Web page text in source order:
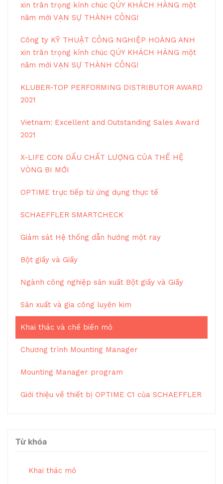
xin trân trọng kính chúc QÚY KHÁCH HÀNG một
năm mới VẠN SỰ THÀNH CÔNG!
Công ty KỸ THUẬT CÔNG NGHIỆP HOÀNG ANH
xin trân trọng kính chúc QÚY KHÁCH HÀNG một
năm mới VẠN SỰ THÀNH CÔNG!
KLUBER-TOP PERFORMING DISTRIBUTOR AWARD
2021
Vietnam: Excellent and Outstanding Sales Award
2021
X-LIFE CON DẤU CHẤT LƯỢNG CỦA THẾ HỆ
VÒNG BI MỚI
OPTIME trực tiếp từ ứng dụng thực tế
SCHAEFFLER SMARTCHECK
Giám sát Hệ thống dẫn hướng một ray
Bột giấy và Giấy
Ngành công nghiệp sản xuất Bột giấy và Giấy
Sản xuất và gia công luyện kim
Khai thác và chế biến mỏ
Chương trình Mounting Manager
Mounting Manager program
Giới thiệu về thiết bị OPTIME C1 của SCHAEFFLER
Từ khóa
Khai thác mỏ